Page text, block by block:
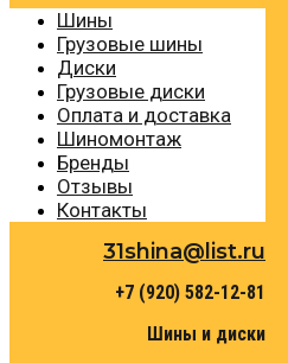
Шины
Грузовые шины
Диски
Грузовые диски
Оплата и доставка
Шиномонтаж
Бренды
Отзывы
Контакты
31shina@list.ru
+7 (920) 582-12-81
Шины и диски